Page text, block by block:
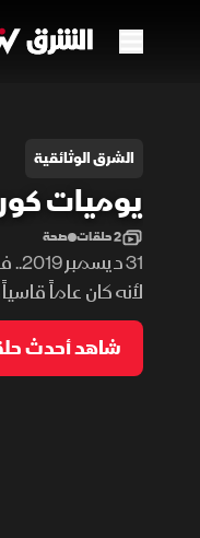
الشرق الوثائقية
يوميات
2 حلقات صحة
يسخر منا.. هذه هي
شاهد أحدث